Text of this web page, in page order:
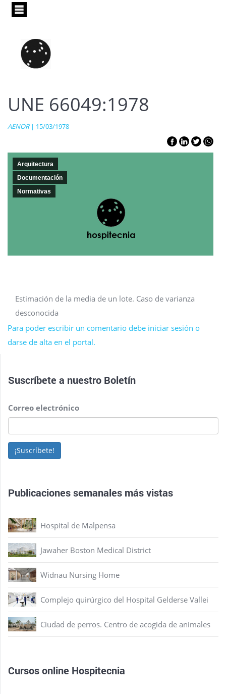
Pasar
principal
UNE 66049:1978
AENOR| 15/03/1978
Arquitectura
Documentación
Normativas
Estimación de la media de un lote. Caso de varianza
desconocida
Para poder escribir un comentario debe iniciar sesión o
darse de alta en el portal.
Suscríbete a nuestro Boletín
Correo electrónico
¡Suscríbete!
Publicaciones semanales más vistas
Hospital de Malpensa
Jawaher Boston Medical District
Widnau Nursing Home
Complejo quirúrgico del Hospital Gelderse Vallei
Ciudad de perros. Centro de acogida de animales
Cursos online Hospitecnia